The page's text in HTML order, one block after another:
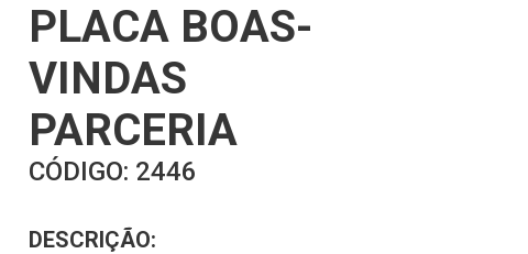
PLACA BOAS-
VINDAS
PARCERIA
CÓDIGO: 2446
DESCRIÇÃO: